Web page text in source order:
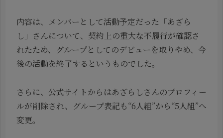
内容は、メンバーとして活動予定だった「あざら
し」さんについて、契約上の重大な不履行が確認さ
れたため、グループとしてのデビューを取りやめ、今
後の活動を終了するというものでした。
さらに、公式サイトからはあざらしさんのプロフィー
ルが削除され、グループ表記も“6人組”から“5人組”へ
変更。